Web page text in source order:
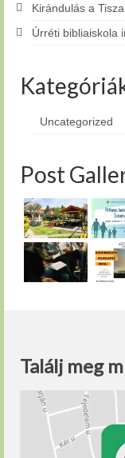
Kirándulás a
Úrréti bibliaiskola
Uncategorized
Post
Találj meg